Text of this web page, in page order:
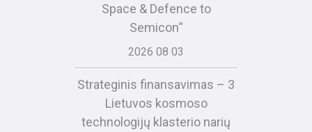
Space & Defence to
Semicon“
2026 08 03
Strateginis finansavimas – 3
Lietuvos kosmoso
technologijų klasterio narių